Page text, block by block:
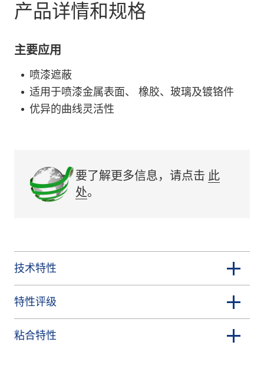
产品详情和规格
主要应用
喷漆遮蔽
适用于喷漆金属表面、 橡胶、玻璃及镀铬件
优异的曲线灵活性
要了解更多信息，请点击 此
处。
技术特性
特性评级
粘合特性